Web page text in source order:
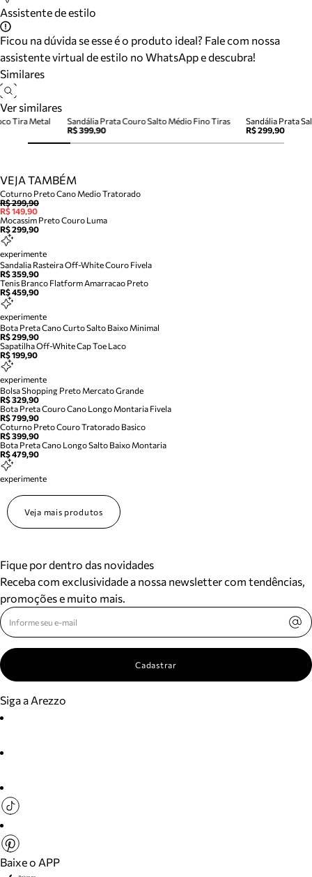
Assistente de estilo
Ficou na dúvida se esse é o produto ideal? Fale com nossa
assistente virtual de estilo no WhatsApp e descubra!
Similares
Ver similares
Sandália Prata Couro Salto Médio Fino Tiras
R$ 399,90
Sandália Prata
R$ 299,90
Tira Metal
VEJA TAMBÉM
Coturno Preto Cano Medio Tratorado
R$ 299,90
R$ 149,90
Mocassim Preto Couro Luma
R$ 299,90
experimente
Sandalia Rasteira Off-White Couro Fivela
R$ 359,90
Tenis Branco Flatform Amarracao Preto
R$ 459,90
experimente
Bota Preta Cano Curto Salto Baixo Minimal
R$ 299,90
Sapatilha Off-White Cap Toe Laco
R$ 199,90
experimente
Bolsa Shopping Preto Mercato Grande
R$ 329,90
Bota Preta Couro Cano Longo Montaria Fivela
R$ 799,90
Coturno Preto Couro Tratorado Basico
R$ 399,90
Bota Preta Cano Longo Salto Baixo Montaria
R$ 479,90
experimente
Veja mais produtos
Fique por dentro das novidades
Receba com exclusividade a nossa newsletter com tendências,
promoções e muito mais.
Cadastrar
Siga a Arezzo
Baixe o APP